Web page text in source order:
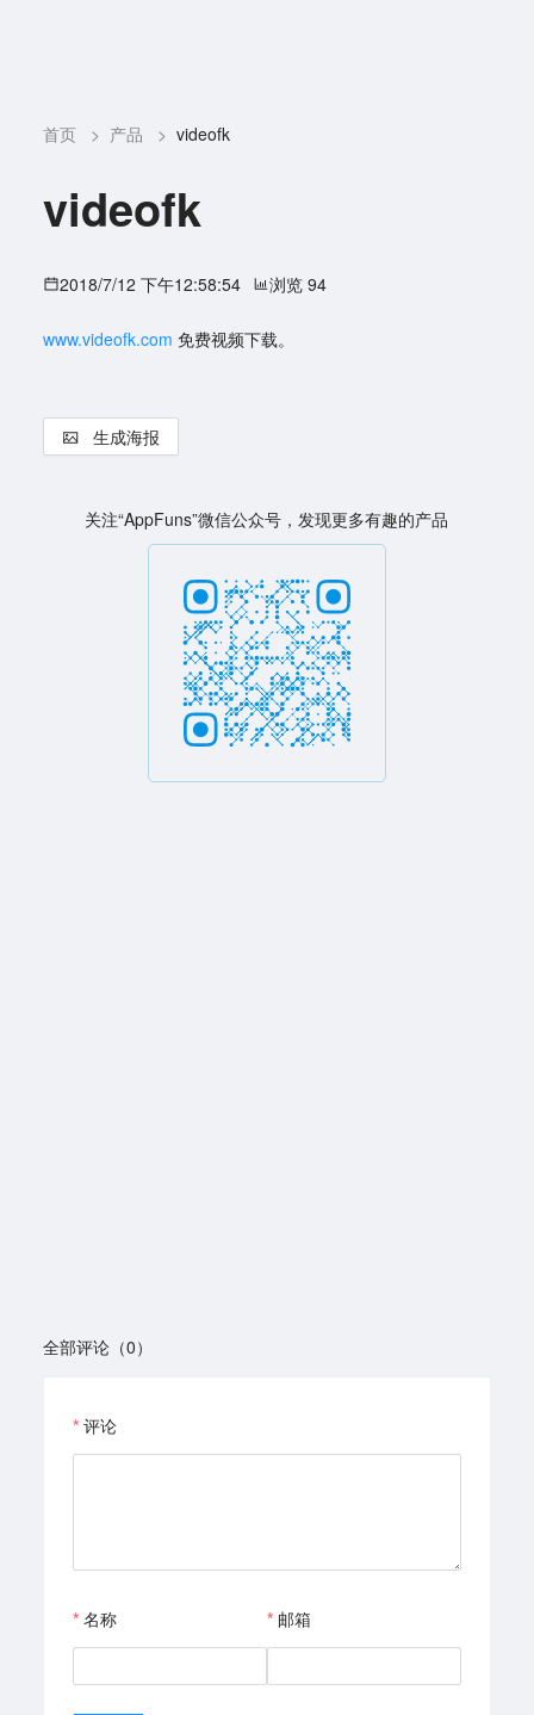
首页 > 产品 > videofk
videofk
2018/7/12 下午12:58:54 浏览 94
www.videofk.com 免费视频下载。
生成海报
关注“AppFuns”微信公众号，发现更多有趣的产品
全部评论（0）
评论
名称 邮箱